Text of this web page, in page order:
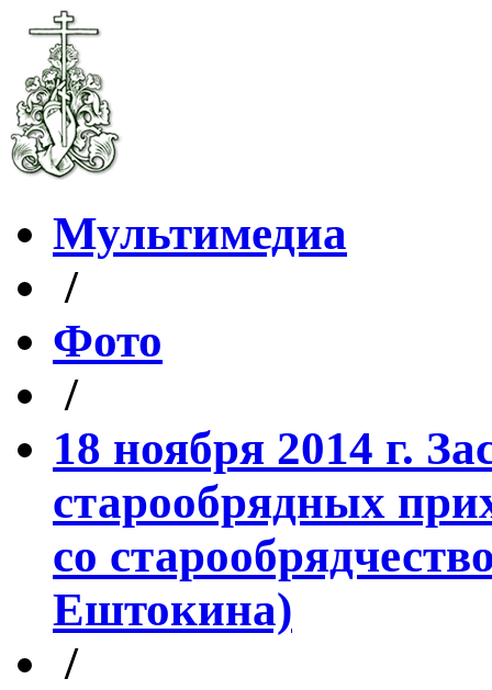
Мультимедиа
/
Фото
/
18 ноября 2014 г.
старообрядных
со
Ештокина)
/